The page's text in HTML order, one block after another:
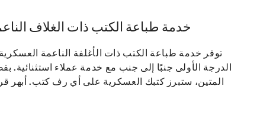
خدمة طباعة الكتب ذات الغلاف
توفر خدمة طباعة الكتب ذات الأغلفة الناعمة
الدرجة الأولى جنبًا إلى جنب مع خدمة عملاء استثنائية.
المتين، ستبرز كتبك العسكرية على أي رف كتب. أبهر